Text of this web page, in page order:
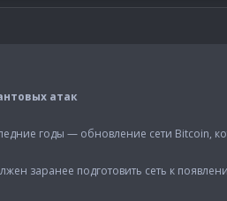
атак
годы — обновление сети Bitcoin,
заранее подготовить сеть к